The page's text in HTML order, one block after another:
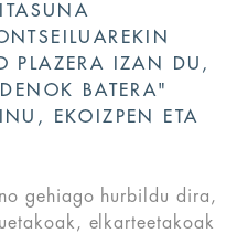
PLAZERA IZAN DU,
BATERA"
EKOIZPEN ETA
gehiago hurbildu dira,
elkarteetakoak